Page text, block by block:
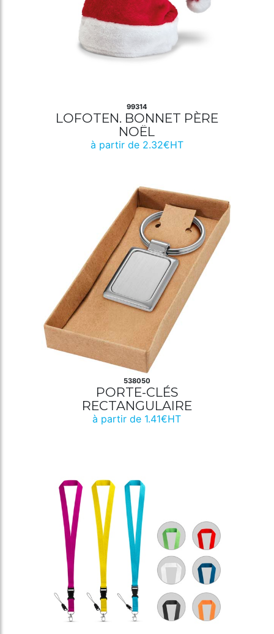
99314
LOFOTEN. BONNET PÈRE
NOËL
à partir de 2.32€HT
538050
PORTE-CLÉS
RECTANGULAIRE
à partir de 1.41€HT